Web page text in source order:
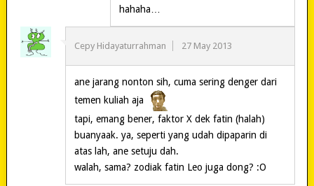
hahaha…
Cepy Hidayaturrahman 27 May 2013
ane jarang nonton sih, cuma sering denger dari
temen kuliah aja
tapi, emang bener, faktor X dek fatin (halah)
buanyaak. ya, seperti yang udah dipaparin di
atas lah, ane setuju dah.
walah, sama? zodiak fatin Leo juga dong? :O